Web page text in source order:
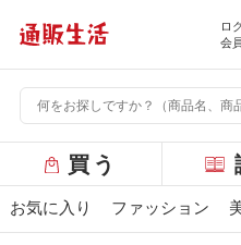
ロ
会
ー
バ
買う
お気に入り ファッション